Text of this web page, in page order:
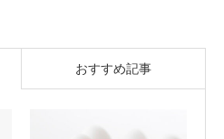
おすすめ記事